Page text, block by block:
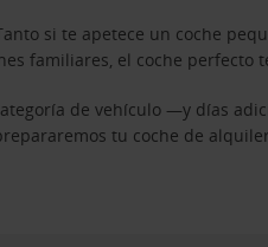
si te apetece un coche
familiares, el coche perfecto
de vehículo —y días
tu coche de